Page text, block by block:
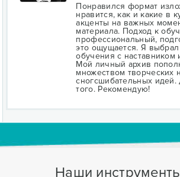
Понравился формат
нравится, как и какие в
акценты на важных
материала. Подход к
профессиональный,
это ощущается. Я выбрал
обучения с наставником
Мой личный архив
множеством творческих
сногсшибательных идей.
того. Рекомендую!
Наши